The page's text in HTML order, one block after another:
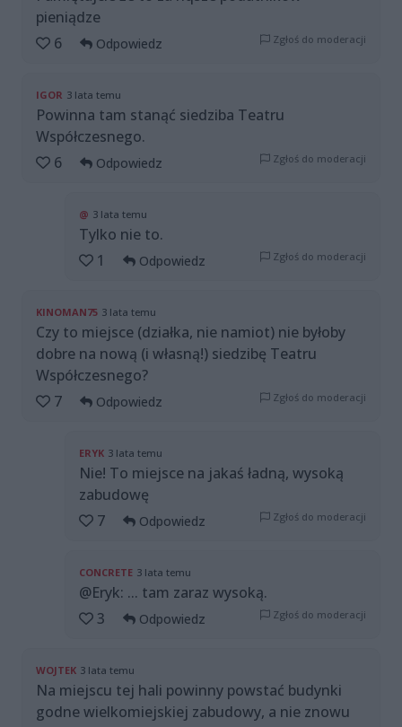
pieniądze
6
Odpowiedz Zgłoś do moderacji
IGOR 3 lata temu
Powinna tam stanąć siedziba Teatru
Współczesnego.
6
Odpowiedz Zgłoś do moderacji
@ 3 lata temu
Tylko nie to.
1
Odpowiedz Zgłoś do moderacji
KINOMAN75 3 lata temu
Czy to miejsce (działka, nie namiot) nie byłoby
dobre na nową (i własną!) siedzibę Teatru
Współczesnego?
7
Odpowiedz Zgłoś do moderacji
ERYK 3 lata temu
Nie! To miejsce na jakaś ładną, wysoką
zabudowę
7
Odpowiedz Zgłoś do moderacji
CONCRETE 3 lata temu
@Eryk: ... tam zaraz wysoką.
3
Odpowiedz Zgłoś do moderacji
WOJTEK 3 lata temu
Na miejscu tej hali powinny powstać budynki
godne wielkomiejskiej zabudowy, a nie znowu